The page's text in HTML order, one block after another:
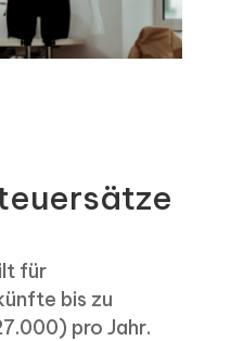
für
bis zu
pro Jahr.